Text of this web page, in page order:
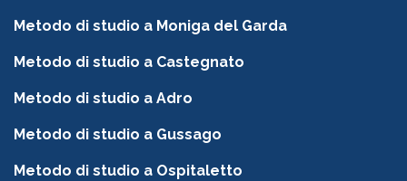
Metodo di studio a Moniga del Garda
Metodo di studio a Castegnato
Metodo di studio a Adro
Metodo di studio a Gussago
Metodo di studio a Ospitaletto